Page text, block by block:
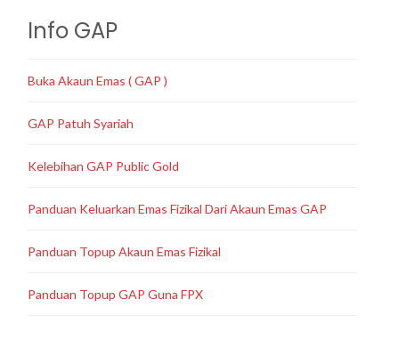
Info GAP
Buka Akaun Emas ( GAP )
GAP Patuh Syariah
Kelebihan GAP Public Gold
Panduan Keluarkan Emas Fizikal Dari Akaun Emas GAP
Panduan Topup Akaun Emas Fizikal
Panduan Topup GAP Guna FPX